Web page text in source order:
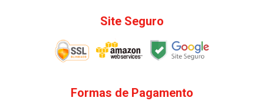
Site Seguro
Formas de Pagamento